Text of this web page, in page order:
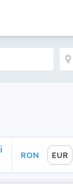
RON EUR